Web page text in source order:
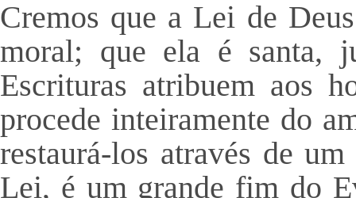
Cremos que a Lei de
moral; que ela é santa,
Escrituras atribuem aos
procede inteiramente do
restaurá-los através de
Lei, é um grande fim do